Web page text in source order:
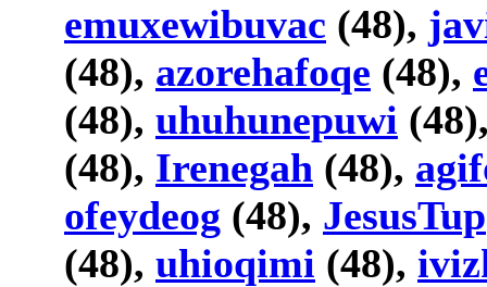
emuxewibuvac (48),
(48), azorehafoqe (48),
(48), uhuhunepuwi
(48), Irenegah (48),
ofeydeog (48), JesusTup
(48), uhioqimi (48),